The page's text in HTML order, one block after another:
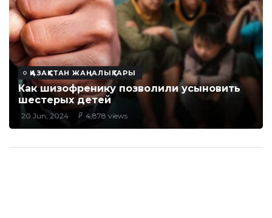
ҚАЗАҚСТАН ЖАҢАЛЫҚТАРЫ
Как шизофренику позволили усыновить
шестерых детей
20 Jun, 2024 4,878 views